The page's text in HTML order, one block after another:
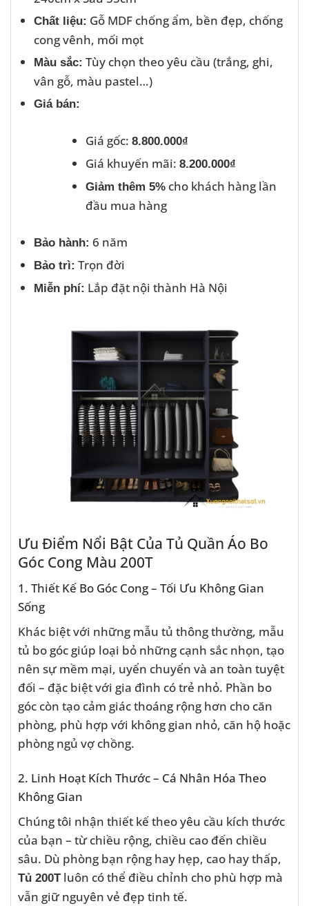
Chất liệu: Gỗ MDF chống ẩm, bền đẹp, chống
cong vênh, mối mọt
Màu sắc: Tùy chọn theo yêu cầu (trắng, ghi,
vân gỗ, màu pastel…)
Giá bán:
Giá gốc: 8.800.000₫
Giá khuyến mãi: 8.200.000₫
Giảm thêm 5%cho khách hàng lần
đầu mua hàng
Bảo hành: 6 năm
Bảo trì: Trọn đời
Miễn phí: Lắp đặt nội thành Hà Nội
Ưu Điểm Nổi Bật Của Tủ Quần Áo Bo
Góc Cong Màu 200T
1. Thiết Kế Bo Góc Cong – Tối Ưu Không Gian
Sống
Khác biệt với những mẫu tủ thông thường, mẫu
tủ bo góc giúp loại bỏ những cạnh sắc nhọn, tạo
nên sự mềm mại, uyển chuyển và an toàn tuyệt
đối – đặc biệt với gia đình có trẻ nhỏ. Phần bo
góc còn tạo cảm giác thoáng rộng hơn cho căn
phòng, phù hợp với không gian nhỏ, căn hộ hoặc
phòng ngủ vợ chồng.
2. Linh Hoạt Kích Thước – Cá Nhân Hóa Theo
Không Gian
Chúng tôi nhận thiết kế theo yêu cầu kích thước
của bạn – từ chiều rộng, chiều cao đến chiều
sâu. Dù phòng bạn rộng hay hẹp, cao hay thấp,
Tủ 200Tluôn có thể điều chỉnh cho phù hợp mà
vẫn giữ nguyên vẻ đẹp tinh tế.